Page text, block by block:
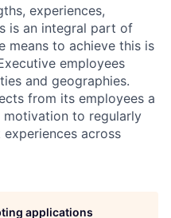
experiences,
is an integral part of
means to achieve this is
employees
and geographies.
from its employees a
motivation to regularly
across
applications